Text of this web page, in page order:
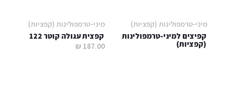
מיני-טרמפולינות (קפציות)
קפיצים למיני-טרמפולינות
(קפציות)
מיני-טרמפולינות (קפציות)
קפצית עגולה קוטר 122
187.00 ₪